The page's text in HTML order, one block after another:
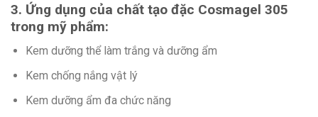
3. Ứng dụng của chất tạo đặc Cosmagel 305
trong mỹ phẩm:
Kem dưỡng thể làm trắng và dưỡng ẩm
Kem chống nắng vật lý
Kem dưỡng ẩm đa chức năng